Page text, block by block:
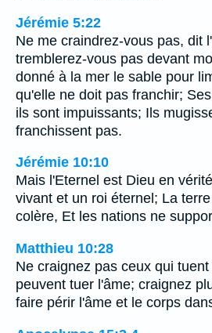
Jérémie 5:22
Ne me craindrez-vous pas, dit
tremblerez-vous pas devant
donné à la mer le sable pour
qu'elle ne doit pas franchir;
ils sont impuissants; Ils
franchissent pas.
Jérémie 10:10
Mais l'Eternel est Dieu en
vivant et un roi éternel; La
colère, Et les nations ne
Matthieu 10:28
Ne craignez pas ceux qui
peuvent tuer l'âme; craignez
faire périr l'âme et le corps